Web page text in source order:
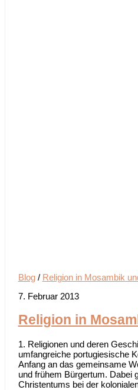
Blog/ Religion in Mosambik
7. Februar 2013
Religion in
1. Religionen und deren
umfangreiche portugiesische
Anfang an das gemeinsame
und frühem Bürgertum. Dabei
Christentums bei der